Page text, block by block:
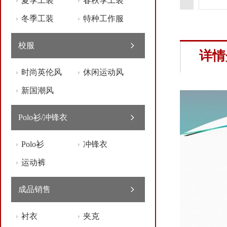
冬季工装 特种工作服
校服
时尚英伦风 休闲运动风
新国潮风
Polo衫/冲锋衣
Polo衫 冲锋衣
运动裤
成品销售
衬衣 夹克
详